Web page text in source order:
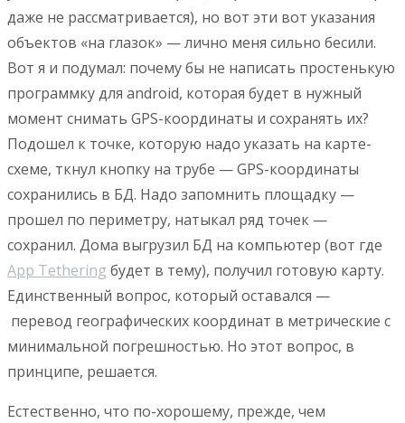
даже не рассматривается), но вот эти вот указания
объектов «на глазок» — лично меня сильно бесили.
Вот я и подумал: почему бы не написать простенькую
программку для android, которая будет в нужный
момент снимать GPS-координаты и сохранять их?
Подошел к точке, которую надо указать на карте-
схеме, ткнул кнопку на трубе — GPS-координаты
сохранились в БД. Надо запомнить площадку —
прошел по периметру, натыкал ряд точек —
сохранил. Дома выгрузил БД на компьютер (вот где
App Tethering будет в тему), получил готовую карту.
Единственный вопрос, который оставался —
перевод географических координат в метрические с
минимальной погрешностью. Но этот вопрос, в
принципе, решается.
Естественно, что по-хорошему, прежде, чем